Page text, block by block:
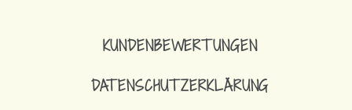
KUNDENBEWERTUNGEN
DATENSCHUTZERKLÄRUNG